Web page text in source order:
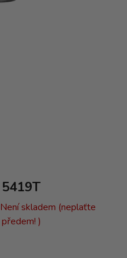
5419T
Není skladem (neplaťte
předem! )